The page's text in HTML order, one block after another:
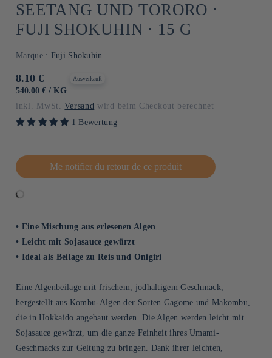
SEETANG UND TORORO ⋅
FUJI SHOKUHIN ⋅ 15 G
Marque : Fuji Shokuhin
Normaler
Preis
8.10 €
GRUNDPREIS
540.00 € / PRO
KG
Ausverkauft
inkl. MwSt.Versand wird beim Checkout berechnet
1 Bewertung
Me notifier du retour de ce produit
• Eine Mischung aus erlesenen Algen
• Leicht mit Sojasauce gewürzt
• Ideal als Beilage zu Reis und Onigiri
Eine Algenbeilage mit frischem, jodhaltigem Geschmack,
hergestellt aus Kombu-Algen der Sorten Gagome und Makombu,
die in Hokkaido angebaut werden. Die Algen werden leicht mit
Sojasauce gewürzt, um die ganze Feinheit ihres Umami-
Geschmacks zur Geltung zu bringen. Dank ihrer leichten,